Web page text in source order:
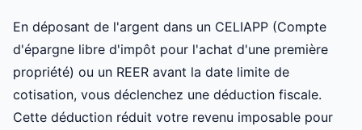
En déposant de l'argent dans un CELIAPP (Compte
d'épargne libre d'impôt pour l'achat d'une première
propriété) ou un REER avant la date limite de
cotisation, vous déclenchez une déduction fiscale.
Cette déduction réduit votre revenu imposable pour